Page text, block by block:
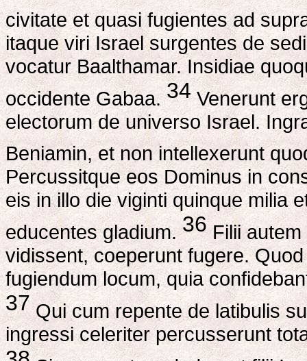
civitate et quasi fugientes ad
itaque viri Israel surgentes de
vocatur Baalthamar. Insidiae
occidente Gabaa.34Venerunt
electorum de universo Israel.
Beniamin, et non intellexerunt
Percussitque eos Dominus in
eis in illo die viginti quinque milia
educentes gladium.36Filii autem
vidissent, coeperunt fugere.
fugiendum locum, quia
37Qui cum repente de latibulis
ingressi celeriter percusserunt